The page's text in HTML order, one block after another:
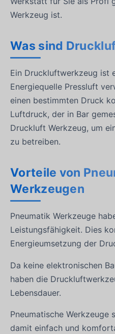
Werkzeug ist.
Was sind
Ein Druckluftwerkzeug ist
Energiequelle Pressluft
einen bestimmten Druck
Luftdruck, der in Bar
Druckluft Werkzeug, um
zu betreiben.
Vorteile von
Werkzeugen
Pneumatik Werkzeuge
Leistungsfähigkeit. Dies
Energieumsetzung der
Da keine elektronischen
haben die
Lebensdauer.
Pneumatische Werkzeuge
damit einfach und